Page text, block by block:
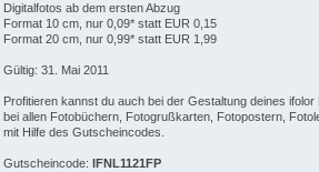
Digitalfotos ab dem ersten Abzug
Format 10 cm, nur 0,09* statt EUR 0,15
Format 20 cm, nur 0,99* statt EUR 1,99
Gültig: 31. Mai 2011
Profitieren kannst du auch bei der Gestaltung deines
bei allen Fotobüchern, Fotogrußkarten, Fotopostern,
mit Hilfe des Gutscheincodes.
Gutscheincode: IFNL1121FP